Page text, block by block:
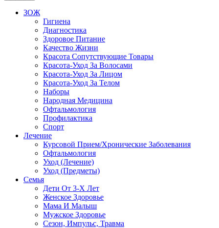
ЗОЖ
Гигиена
Диагностика
Здоровое Питание
Качество Жизни
Красота Сопутствующие Товары
Красота-Уход За Волосами
Красота-Уход За Лицом
Красота-Уход За Телом
Наборы
Народная Медицина
Офтальмология
Профилактика
Спорт
Лечение
Курсовой Прием/Хронические Заболевания
Офтальмология
Уход (Лечение)
Уход (Предметы)
Семья
Дети От 3-Х Лет
Женское Здоровье
Мама И Малыш
Мужское Здоровье
Сезон, Импульс, Травма